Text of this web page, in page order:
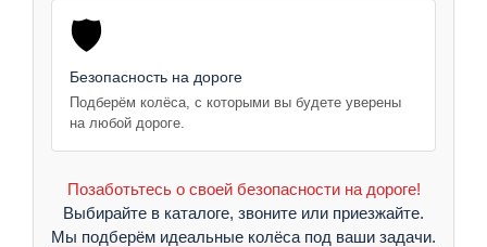
🛡️
Безопасность на дороге
Подберём колёса, с которыми вы будете уверены
на любой дороге.
Позаботьтесь о своей безопасности на дороге!
Выбирайте в каталоге, звоните или приезжайте.
Мы подберём идеальные колёса под ваши задачи.